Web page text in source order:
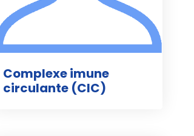
Complexe imune
circulante (CIC)